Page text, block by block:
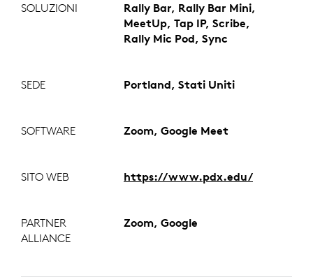
SOLUZIONI
Rally Bar, Rally Bar Mini,
MeetUp, Tap IP, Scribe,
Rally Mic Pod, Sync
SEDE Portland, Stati Uniti
SOFTWARE Zoom, Google Meet
SITO WEB https://www.pdx.edu/
PARTNER
ALLIANCE
Zoom, Google